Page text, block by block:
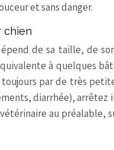
et sans danger.
chien
de sa taille, de
à quelques
par de très
diarrhée),
au préalable,